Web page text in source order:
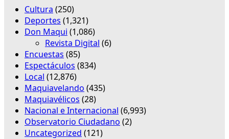
Cultura (250)
Deportes (1,321)
Don Maqui (1,086)
Revista Digital (6)
Encuestas (85)
Espectáculos (834)
Local (12,876)
Maquiavelando (435)
Maquiavélicos (28)
Nacional e Internacional (6,993)
Observatorio Ciudadano (2)
Uncategorized (121)